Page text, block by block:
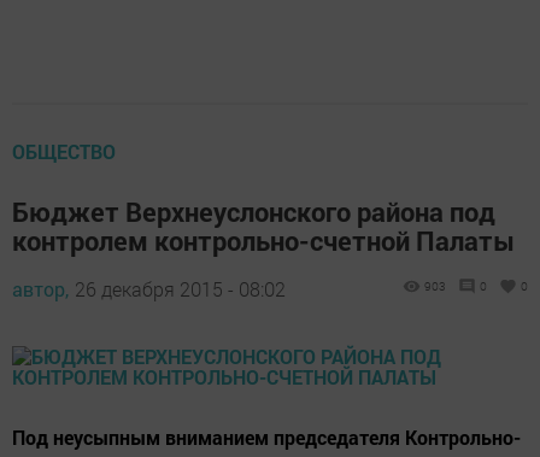
ОБЩЕСТВО
Бюджет Верхнеуслонского района под
контролем контрольно-счетной Палаты
автор, 26 декабря 2015 - 08:02 903 0 0
Под неусыпным вниманием председателя Контрольно-